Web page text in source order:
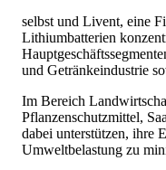
selbst und Livent, eine
Lithiumbatterien
und Getränkeindustrie
Im Bereich
Pflanzenschutzmittel,
dabei unterstützen, ihre
Umweltbelastung zu